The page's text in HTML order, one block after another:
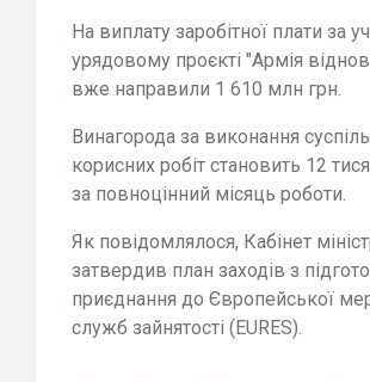
На виплату заробітної плати за
урядовому проєкті "Армія
вже направили 1 610 млн грн.
Винагорода за виконання
корисних робіт становить 12
за повноцінний місяць роботи.
Як повідомлялося, Кабінет
затвердив план заходів з
приєднання до Європейської
служб зайнятості (EURES).